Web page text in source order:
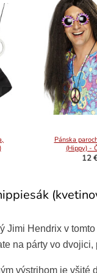
Pánska
(Hippy) -
12
Jimi Hendrix v
na párty vo
výstrihom je všité